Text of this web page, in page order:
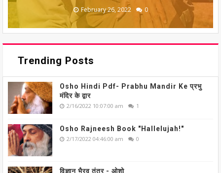
February 26, 2022 0
February 26, 2022 0
February 26, 2022 0
February 26, 2022 0
February 26, 2022 0
Trending Posts
Osho Hindi Pdf- Prabhu Mandir Ke प्रभु
मंदिर के द्वार
2/16/2022 10:07:00 am 1
Osho Rajneesh Book "Hallelujah!"
2/17/2022 04:46:00 am 0
विज्ञान भैरव तंत्र - ओशो